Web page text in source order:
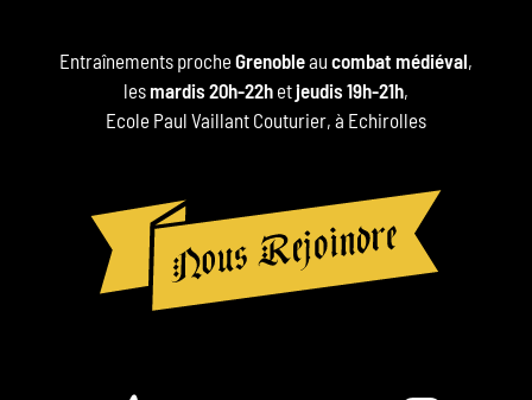
Entraînements procheGrenobleau combat médiéval ,
les mardis 20h-22h etjeudis 19h-21h,
Ecole Paul Vaillant Couturier, à Echirolles